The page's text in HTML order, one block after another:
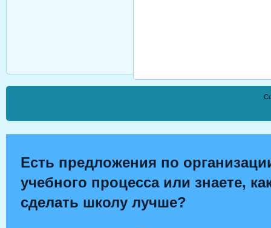
Есть предложения по
учебного процесса или знаете,
сделать школу лучше?